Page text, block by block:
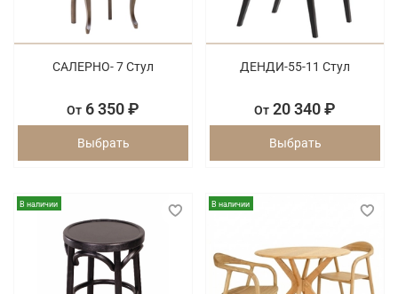
САЛЕРНО- 7 Стул
От 6 350 ₽
Выбрать
ДЕНДИ-55-11 Стул
От 20 340 ₽
Выбрать
В наличии В наличии